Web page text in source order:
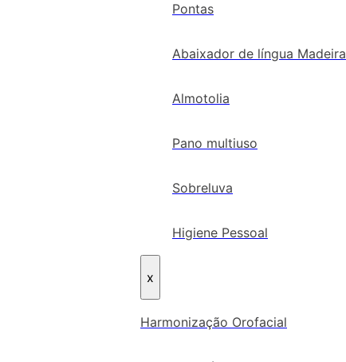
Pontas
Abaixador de língua Madeira
Almotolia
Pano multiuso
Sobreluva
Higiene Pessoal
x
Harmonização Orofacial